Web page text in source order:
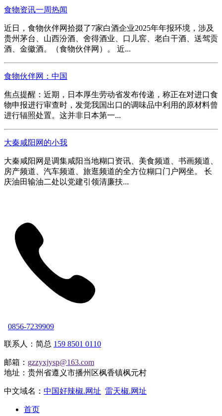
食物资讯一周热闻
近日，食物伙伴网拾掇了7家白酒企业2025年年报环境，涉及
贵州茅台、山西汾酒、舍得酒业、口儿窖、老白干酒、送驾贡
酒、金徽酒。（食物伙伴网）。 近...
食物伙伴网：中国
焦点提醒：近期，日本厚生劳动省发布传递，称正在对进口食
物申报进行审查时，发觉我国出口的调味品中利用的原材料曾
进行辐照处置。这并非日本第一...
大秦咸阳网的小我
大秦咸阳网是调集咸阳当地糊口资讯、美食频道、书画频道、
房产频道、汽车频道、旅逛频道的全方位糊口门户网坐。 长
庆油田输油二处以党建引领清廉扶...
0856-7239909
联系人：简总 159 8501 0110
邮箱： gzzyxjysp@163.com
地址：贵州省遵义市播州区枫香镇枫元村
中文域名： 中国好辣椒.网址 雷天椒.网址
首页